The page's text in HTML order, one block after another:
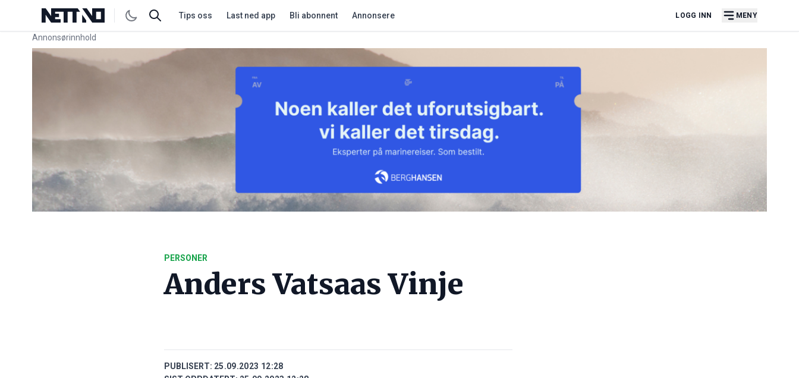
Tips oss Last ned app Bli abonnent Annonsere LOGG INN MENY
Annonsørinnhold
Link for annonse
PERSONER
Anders Vatsaas Vinje
PUBLISERT: 25.09.2023 12:28